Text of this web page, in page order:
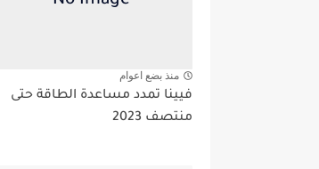
منذ بضع اعوام
فيينا تمدد مساعدة الطاقة حتى
منتصف 2023